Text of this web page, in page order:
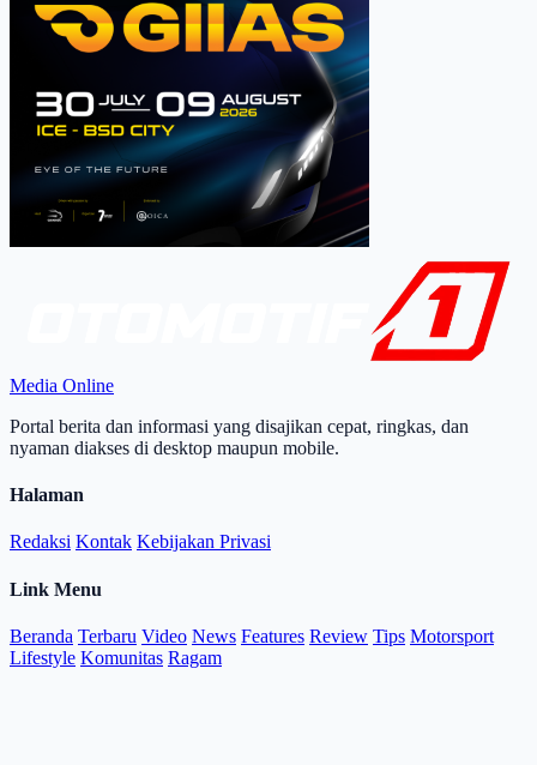
Media Online
Portal berita dan informasi yang disajikan cepat, ringkas, dan
nyaman diakses di desktop maupun mobile.
Halaman
Redaksi Kontak Kebijakan Privasi
Link Menu
Beranda Terbaru Video News Features Review Tips Motorsport
Lifestyle Komunitas Ragam